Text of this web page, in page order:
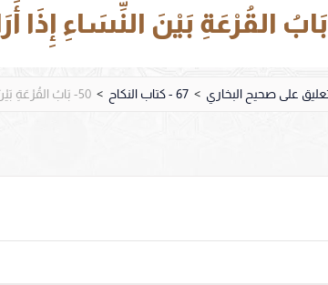
> 67 - كتاب النكاح > 50- بَابُ القُرْعَةِ بَيْنَ النِّسَاءِ إِذَا أَرَادَ سَفَرًا (5211 – 5212).